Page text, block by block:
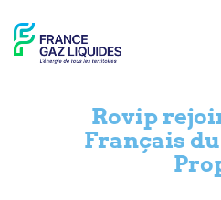
Rovip
Français